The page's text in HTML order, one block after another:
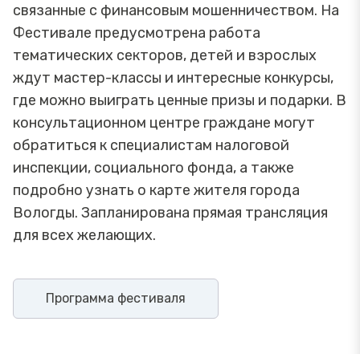
связанные с финансовым мошенничеством. На
Фестивале предусмотрена работа
тематических секторов, детей и взрослых
ждут мастер-классы и интересные конкурсы,
где можно выиграть ценные призы и подарки. В
консультационном центре граждане могут
обратиться к специалистам налоговой
инспекции, социального фонда, а также
подробно узнать о карте жителя города
Вологды. Запланирована прямая трансляция
для всех желающих.
Программа фестиваля